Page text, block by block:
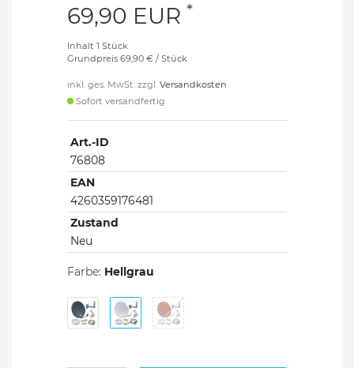
69,90 EUR *
Inhalt 1 Stück
Grundpreis 69,90 € / Stück
inkl. ges. MwSt. zzgl. Versandkosten
Sofort versandfertig
Art.-ID
76808
EAN
4260359176481
Zustand
Neu
Farbe: Hellgrau